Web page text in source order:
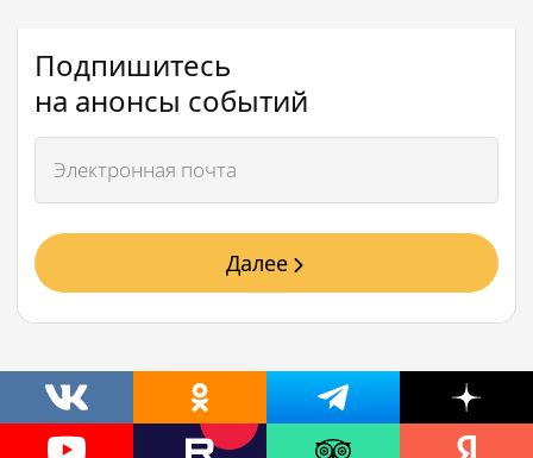
Подпишитесь
на анонсы событий
Далее